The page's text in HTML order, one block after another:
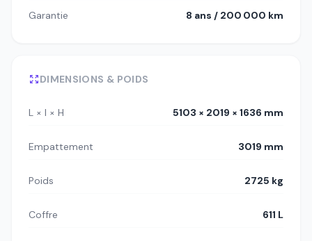
Garantie 8 ans / 200 000 km
DIMENSIONS & POIDS
L × l × H 5103 × 2019 × 1636 mm
Empattement 3019 mm
Poids 2725 kg
Coffre 611 L